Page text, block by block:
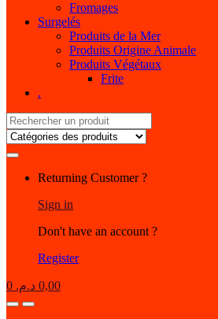
Fromages
Surgelés
Produits de la Mer
Produits Origine Animale
Produits Végétaux
Frite
.
Search
for:
Returning Customer ?
Sign in
Don't have an account ?
Register
0 0,00 د.م.
OpenClose